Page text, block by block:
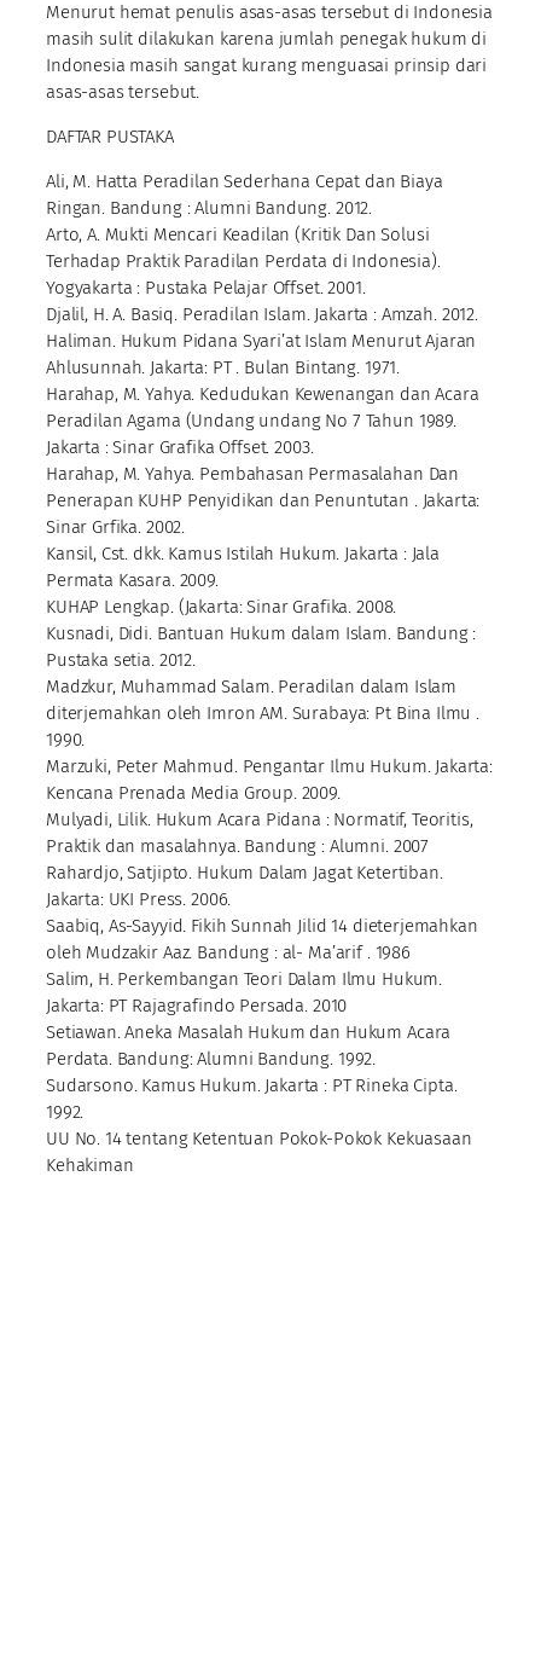
Menurut hemat penulis asas-asas tersebut di Indonesia
masih sulit dilakukan karena jumlah penegak hukum di
Indonesia masih sangat kurang menguasai prinsip dari
asas-asas tersebut.
DAFTAR PUSTAKA
Ali, M. Hatta Peradilan Sederhana Cepat dan Biaya
Ringan. Bandung : Alumni Bandung. 2012.
Arto, A. Mukti Mencari Keadilan (Kritik Dan Solusi
Terhadap Praktik Paradilan Perdata di Indonesia).
Yogyakarta : Pustaka Pelajar Offset. 2001.
Djalil, H. A. Basiq. Peradilan Islam. Jakarta : Amzah. 2012.
Haliman. Hukum Pidana Syari’at Islam Menurut Ajaran
Ahlusunnah. Jakarta: PT . Bulan Bintang. 1971.
Harahap, M. Yahya. Kedudukan Kewenangan dan Acara
Peradilan Agama (Undang undang No 7 Tahun 1989.
Jakarta : Sinar Grafika Offset. 2003.
Harahap, M. Yahya. Pembahasan Permasalahan Dan
Penerapan KUHP Penyidikan dan Penuntutan . Jakarta:
Sinar Grfika. 2002.
Kansil, Cst. dkk. Kamus Istilah Hukum. Jakarta : Jala
Permata Kasara. 2009.
KUHAP Lengkap. (Jakarta: Sinar Grafika. 2008.
Kusnadi, Didi. Bantuan Hukum dalam Islam. Bandung :
Pustaka setia. 2012.
Madzkur, Muhammad Salam. Peradilan dalam Islam
diterjemahkan oleh Imron AM. Surabaya: Pt Bina Ilmu .
1990.
Marzuki, Peter Mahmud. Pengantar Ilmu Hukum. Jakarta:
Kencana Prenada Media Group. 2009.
Mulyadi, Lilik. Hukum Acara Pidana : Normatif, Teoritis,
Praktik dan masalahnya. Bandung : Alumni. 2007
Rahardjo, Satjipto. Hukum Dalam Jagat Ketertiban.
Jakarta: UKI Press. 2006.
Saabiq, As-Sayyid. Fikih Sunnah Jilid 14 dieterjemahkan
oleh Mudzakir Aaz. Bandung : al- Ma’arif . 1986
Salim, H. Perkembangan Teori Dalam Ilmu Hukum.
Jakarta: PT Rajagrafindo Persada. 2010
Setiawan. Aneka Masalah Hukum dan Hukum Acara
Perdata. Bandung: Alumni Bandung. 1992.
Sudarsono. Kamus Hukum. Jakarta : PT Rineka Cipta.
1992.
UU No. 14 tentang Ketentuan Pokok-Pokok Kekuasaan
Kehakiman